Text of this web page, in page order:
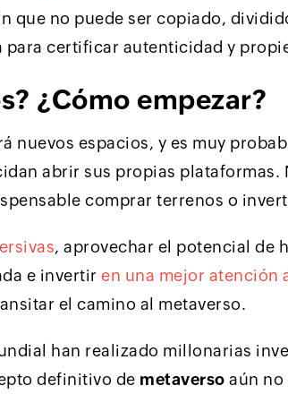
que no puede ser copiado,
para certificar autenticidad y
¿Cómo empezar?
nuevos espacios, y es muy
abrir sus propias plataformas.
comprar terrenos o
, aprovechar el potencial de
e invertiren una mejor atención
el camino al metaverso.
han realizado millonarias
definitivo de metaverso aún no